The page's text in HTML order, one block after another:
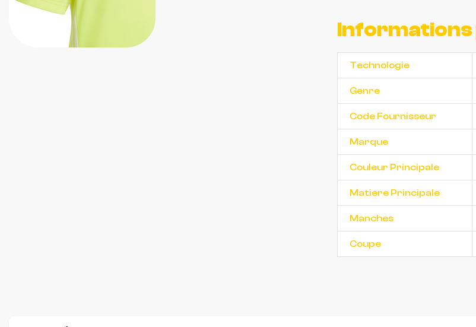
Technologie
Genre
Code Fournisseur
Marque
Couleur Principale
Matiere Principale
Manches
Coupe